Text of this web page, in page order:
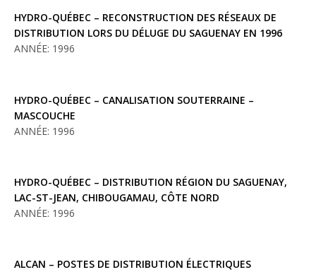
HYDRO-QUÉBEC – RECONSTRUCTION DES RÉSEAUX DE
DISTRIBUTION LORS DU DÉLUGE DU SAGUENAY EN 1996
ANNÉE: 1996
HYDRO-QUÉBEC – CANALISATION SOUTERRAINE –
MASCOUCHE
ANNÉE: 1996
HYDRO-QUÉBEC – DISTRIBUTION RÉGION DU SAGUENAY,
LAC-ST-JEAN, CHIBOUGAMAU, CÔTE NORD
ANNÉE: 1996
ALCAN – POSTES DE DISTRIBUTION ÉLECTRIQUES